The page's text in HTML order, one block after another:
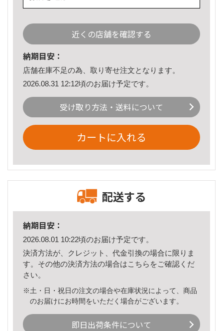
近くの店舗を確認する
納期目安：
店舗在庫不足の為、取り寄せ注文となります。
2026.08.31 12:12頃のお届け予定です。
受け取り方法・送料について
カートに入れる
配送する
納期目安：
2026.08.01 10:22頃のお届け予定です。
決済方法が、クレジット、代金引換の場合に限りま
す。その他の決済方法の場合はこちら をご確認くだ
さい。
※土・日・祝日の注文の場合や在庫状況によって、商品
のお届けにお時間をいただく場合がございます。
即日出荷条件について